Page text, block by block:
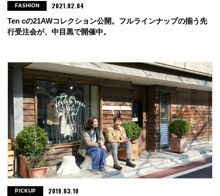
Ten cの21AWコレクション公開。フルラインナップの揃う先
行受注会が、中目黒で開催中。
FASHION 2021.02.04
PICKUP 2019.03.10